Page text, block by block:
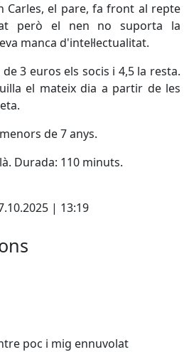
Carles, el pare, fa front al repte
però el nen no suporta la
manca d'intel·lectualitat.
3 euros els socis i 4,5 la resta.
el mateix dia a partir de les
de 7 anys.
Durada: 110 minuts.
| 13:19